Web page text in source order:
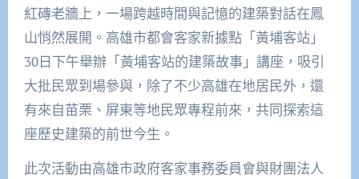
紅磚老牆上，一場跨越時間與記憶的建築對話在鳳
山悄然展開。高雄市都會客家新據點「黃埔客站」
30日下午舉辦「黃埔客站的建築故事」講座，吸引
大批民眾到場參與，除了不少高雄在地居民外，還
有來自苗栗、屏東等地民眾專程前來，共同探索這
座歷史建築的前世今生。
此次活動由高雄市政府客家事務委員會與財團法人